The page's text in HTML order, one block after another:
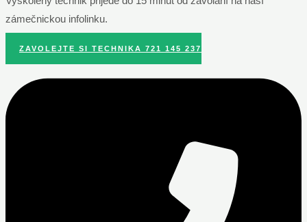
zámečnickou infolinku.
ZAVOLEJTE SI TECHNIKA 721 145 237